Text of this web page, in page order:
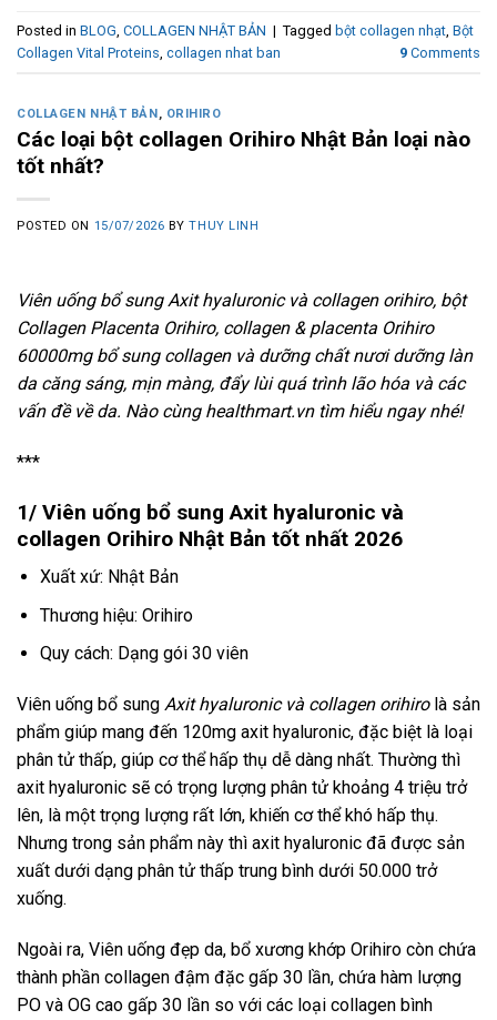
Posted in BLOG COLLAGEN NHẬT BẢN | Tagged bột collagen nhạt Bột
Collagen Vital Proteins collagen nhat ban 9 Comments
COLLAGEN NHẬT BẢN , ORIHIRO
Các loại bột collagen Orihiro Nhật Bản loại nào
tốt nhất?
POSTED ON 15/07/2026 BYTHUY LINH
Viên uống bổ sung Axit hyaluronic và collagen orihiro, bột
Collagen Placenta Orihiro, collagen & placenta Orihiro
60000mg bổ sung collagen và dưỡng chất nươi dưỡng làn
da căng sáng, mịn màng, đẩy lùi quá trình lão hóa và các
vấn đề về da. Nào cùng healthmart.vn tìm hiểu ngay nhé!
***
1/ Viên uống bổ sung Axit hyaluronic và
collagen Orihiro Nhật Bản tốt nhất 2026
Xuất xứ: Nhật Bản
Thương hiệu: Orihiro
Quy cách: Dạng gói 30 viên
Viên uống bổ sung Axit hyaluronic và collagen orihirolà sản
phẩm giúp mang đến 120mg axit hyaluronic, đặc biệt là loại
phân tử thấp, giúp cơ thể hấp thụ dễ dàng nhất. Thường thì
axit hyaluronic sẽ có trọng lượng phân tử khoảng 4 triệu trở
lên, là một trọng lượng rất lớn, khiến cơ thể khó hấp thụ.
Nhưng trong sản phẩm này thì axit hyaluronic đã được sản
xuất dưới dạng phân tử thấp trung bình dưới 50.000 trở
xuống.
Ngoài ra, Viên uống đẹp da, bổ xương khớp Orihiro còn chứa
thành phần collagen đậm đặc gấp 30 lần, chứa hàm lượng
PO và OG cao gấp 30 lần so với các loại collagen bình